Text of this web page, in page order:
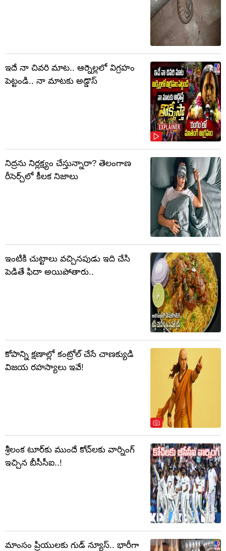
ఇదే నా చివరి మాట.. ఆర్నెల్లలో విగ్రహం
పెట్టండి.. నా మాటకు అడ్డొస్
నిద్రను నిర్లక్ష్యం చేస్తున్నారా? తెలంగాణ
రీసెర్చ్‌లో కీలక నిజాలు
ఇంటికి చుట్టాలు వచ్చినపుడు ఇది చేసి
పెడితే ఫిదా అయిపోతారు..
కోపాన్ని క్షణాల్లో కంట్రోల్ చేసే చాణక్యుడి
విజయ రహస్యాలు ఇవే!
శ్రీలంక టూర్‌కు ముందే కోచ్‌లకు వార్నింగ్
ఇచ్చిన బీసీసీఐ..!
మాంసం ప్రియులకు గుడ్ న్యూస్.. భారీగా